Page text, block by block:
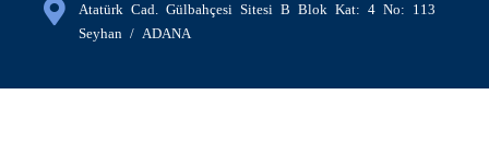
Atatürk Cad. Gülbahçesi Sitesi B Blok Kat: 4 No: 113
Seyhan / ADANA